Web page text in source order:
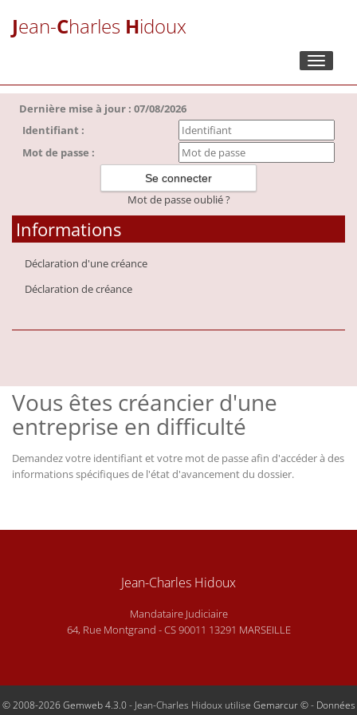
Jean-Charles Hidoux
Toggle
Dernière mise à jour : 07/08/2026
Identifiant :
Mot de passe :
Mot de passe oublié ?
Informations
Déclaration d'une créance
Déclaration de créance
Vous êtes créancier d'une
entreprise en difficulté
Demandez votre identifiant et votre mot de passe afin d'accéder à des
informations spécifiques de l'état d'avancement du dossier.
Jean-Charles Hidoux
Mandataire Judiciaire
64, Rue Montgrand - CS 90011 13291 MARSEILLE
© 2008-2026 Gemweb 4.3.0- Jean-Charles Hidoux utilise Gemarcur ©- Données